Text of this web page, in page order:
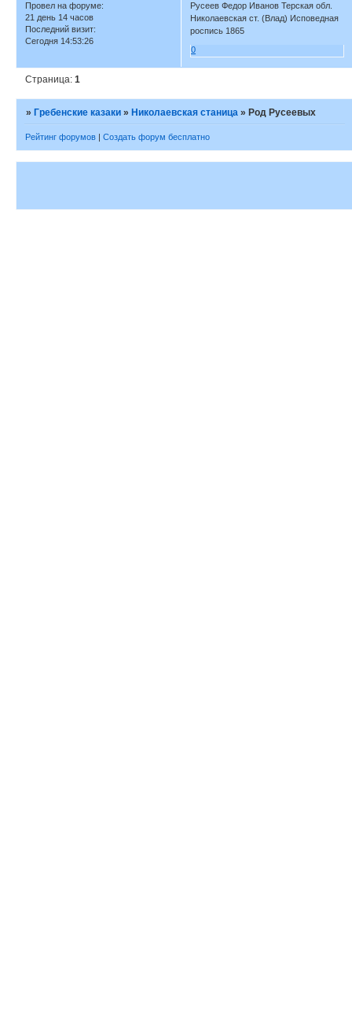
Провел на форуме:
21 день 14 часов
Последний визит:
Сегодня 14:53:26
Русеев Федор Иванов Терская обл.
Николаевская ст. (Влад) Исповедная
роспись 1865
0
Страница:1
»Гребенские казаки »Николаевская станица »Род Русеевых
Рейтинг форумов | Создать форум бесплатно